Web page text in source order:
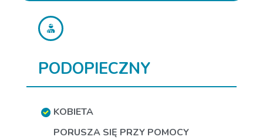
PODOPIECZNY
KOBIETA
PORUSZA SIĘ PRZY POMOCY